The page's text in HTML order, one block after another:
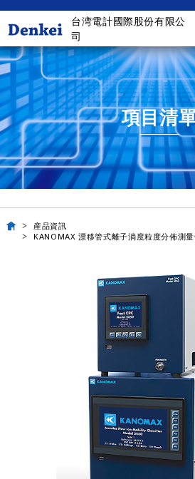
台湾電計國際股份有限公
司
項目清
産品資訊
KANOMAX 漂移管式離子淌度粒度分佈測